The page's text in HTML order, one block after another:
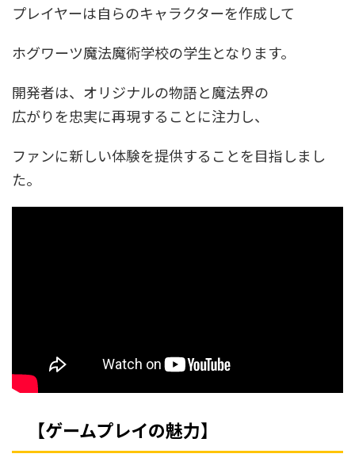
プレイヤーは自らのキャラクターを作成して
ホグワーツ魔法魔術学校の学生となります。
開発者は、オリジナルの物語と魔法界の
広がりを忠実に再現することに注力し、
ファンに新しい体験を提供することを目指しまし
た。
【ゲームプレイの魅力】